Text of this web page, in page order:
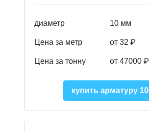
диаметр 10 мм
Цена за метр от 32 ₽
Цена за тонну от 47000 ₽
купить арматуру 10